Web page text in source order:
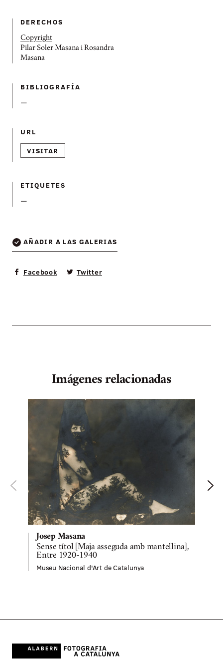
DERECHOS
Copyright
Pilar Soler Masana i Rosandra
Masana
BIBLIOGRAFÍ­A
—
URL
VISITAR
ETIQUETES
—
AÑADIR A LAS GALERIAS
Facebook Twitter
Imágenes relacionadas
Josep Masana
Sense títol [Maja asseguda amb mantellina],
Entre 1920-1940
Museu Nacional d'Art de Catalunya